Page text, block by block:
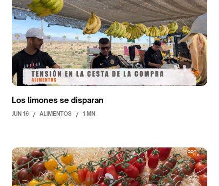
Los limones se disparan
JUN 16 / ALIMENTOS / 1 MN